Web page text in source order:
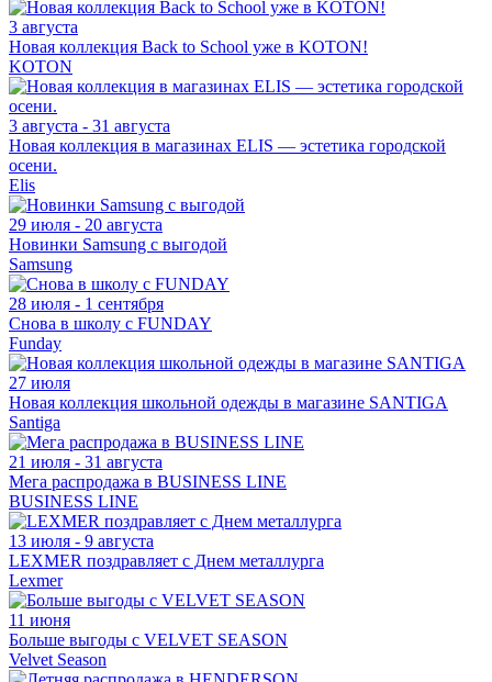
3 августа
Новая коллекция Back to School уже в KOTON!
KOTON
3 августа - 31 августа
Новая коллекция в магазинах ELIS — эстетика городской
осени.
Elis
29 июля - 20 августа
Новинки Samsung с выгодой
Samsung
28 июля - 1 сентября
Снова в школу с FUNDAY
Funday
27 июля
Новая коллекция школьной одежды в магазине SANTIGA
Santiga
21 июля - 31 августа
Мега распродажа в BUSINESS LINE
BUSINESS LINE
13 июля - 9 августа
LEXMER поздравляет с Днем металлурга
Lexmer
11 июня
Больше выгоды с VELVET SEASON
Velvet Season